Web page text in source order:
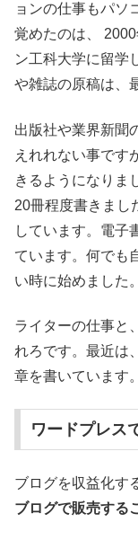
ョンの仕事もパソ
覚めたのは、
ン工科大学に留学
や雑誌の原稿は、
出版社や業界新聞
えれれない事です
きるようになりま
20冊程度書きまし
しています。電子
ています。何でも
い時に始めました。
ライターの仕事と
れろです。最近は
章を書いています。
ワードプレス
ブログを収益化す
ブログで販売する